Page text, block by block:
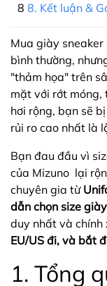
8. Kết luận &
Mua giày
bình thường,
"thảm họa" trên
mặt với rớt
hơi rộng, bạn sẽ
rủi ro cao nhất là
Bạn đau đầu vì
của Mizuno lại
chuyên gia từ
dẫn chọn size
duy nhất và chính
EU/US đi, và bắt
1. Tổng